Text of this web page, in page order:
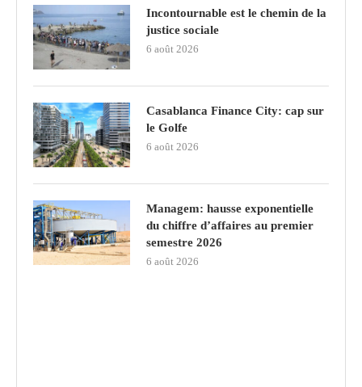
Incontournable est le chemin de la
justice sociale
6 août 2026
Casablanca Finance City: cap sur
le Golfe
6 août 2026
Managem: hausse exponentielle
du chiffre d’affaires au premier
semestre 2026
6 août 2026